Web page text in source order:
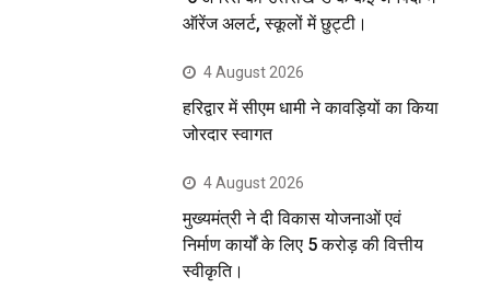
ऑरेंज अलर्ट, स्कूलों में छुट्टी।
4 August 2026
हरिद्वार में सीएम धामी ने कावड़ियों का किया
जोरदार स्वागत
4 August 2026
मुख्यमंत्री ने दी विकास योजनाओं एवं
निर्माण कार्यों के लिए 5 करोड़ की वित्तीय
स्वीकृति।